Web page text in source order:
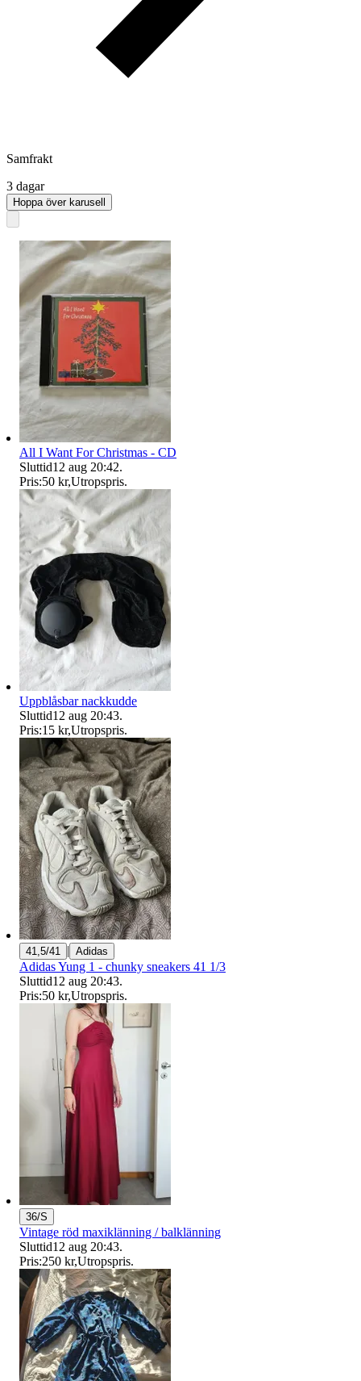
Samfrakt
3 dagar
Hoppa över karusell
All I Want For Christmas - CD
Sluttid12 aug 20:42.
Pris:50 kr,Utropspris.
Uppblåsbar nackkudde
Sluttid12 aug 20:43.
Pris:15 kr,Utropspris.
41,5/41 | Adidas
Adidas Yung 1 - chunky sneakers 41 1/3
Sluttid12 aug 20:43.
Pris:50 kr,Utropspris.
36/S
Vintage röd maxiklänning / balklänning
Sluttid12 aug 20:43.
Pris:250 kr,Utropspris.